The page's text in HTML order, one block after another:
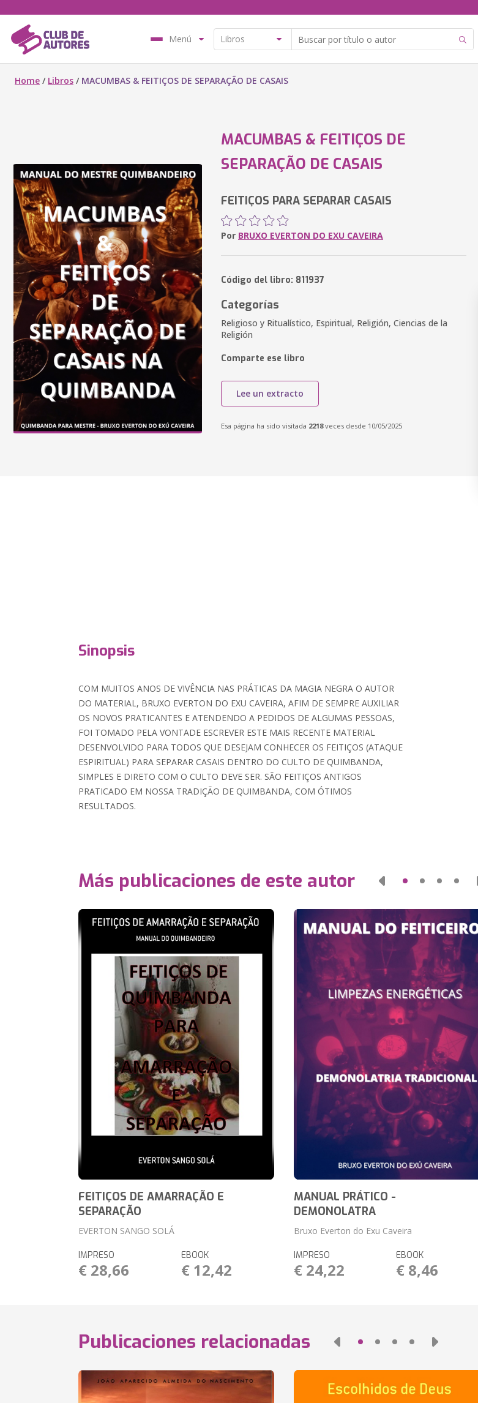
Menú
Home / Libros / MACUMBAS & FEITIÇOS DE SEPARAÇÃO DE CASAIS
MACUMBAS & FEITIÇOS DE
SEPARAÇÃO DE CASAIS
FEITIÇOS PARA SEPARAR CASAIS
Por BRUXO EVERTON DO EXU CAVEIRA
Código del libro: 811937
Categorías
Religioso y Ritualístico, Espiritual, Religión, Ciencias de la
Religión
Comparte ese libro
Lee un extracto
Esa página ha sido visitada 2218veces desde 10/05/2025
Sinopsis
COM MUITOS ANOS DE VIVÊNCIA NAS PRÁTICAS DA MAGIA NEGRA O AUTOR
DO MATERIAL, BRUXO EVERTON DO EXU CAVEIRA, AFIM DE SEMPRE AUXILIAR
OS NOVOS PRATICANTES E ATENDENDO A PEDIDOS DE ALGUMAS PESSOAS,
FOI TOMADO PELA VONTADE ESCREVER ESTE MAIS RECENTE MATERIAL
DESENVOLVIDO PARA TODOS QUE DESEJAM CONHECER OS FEITIÇOS (ATAQUE
ESPIRITUAL) PARA SEPARAR CASAIS DENTRO DO CULTO DE QUIMBANDA,
SIMPLES E DIRETO COM O CULTO DEVE SER. SÃO FEITIÇOS ANTIGOS
PRATICADO EM NOSSA TRADIÇÃO DE QUIMBANDA, COM ÓTIMOS
RESULTADOS.
Más publicaciones de este autor
FEITIÇOS DE AMARRAÇÃO E
SEPARAÇÃO
EVERTON SANGO SOLÁ
IMPRESO
€ 28,66
EBOOK
€ 12,42
MANUAL PRÁTICO -
DEMONOLATRA
Bruxo Everton do Exu Caveira
IMPRESO
€ 24,22
EBOOK
€ 8,46
Publicaciones relacionadas